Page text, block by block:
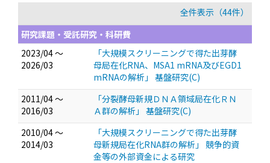
全件表示（44件）
研究課題・受託研究・科研費
2023/04 ～
2026/03
「大規模スクリーニングで得た出芽酵
母局在化RNA、MSA1 mRNA及びEGD1
mRNAの解析」 基盤研究(C)
2011/04 ～
2016/03
「分裂酵母新規ＤＮＡ領域局在化ＲＮ
Ａ群の解析」 基盤研究(C)
2010/04 ～
2014/03
「大規模スクリーニングで得た出芽酵
母新規局在化RNA群の解析」 競争的資
金等の外部資金による研究